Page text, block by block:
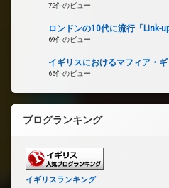
72件のビュー
ロンドンの10代に流行「Link-
69件のビュー
イギリスにおけるマフィア・
66件のビュー
ブログランキング
イギリスランキング